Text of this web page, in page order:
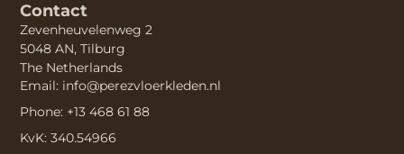
Contact
Zevenheuvelenweg 2
5048 AN, Tilburg
The Netherlands
Email: info@perezvloerkleden.nl
Phone: +13 468 61 88
KvK: 340.54966